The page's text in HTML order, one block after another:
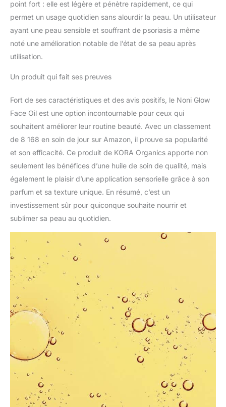
point fort : elle est légère et pénètre rapidement, ce qui
permet un usage quotidien sans alourdir la peau. Un utilisateur
ayant une peau sensible et souffrant de psoriasis a même
noté une amélioration notable de l’état de sa peau après
utilisation.
Un produit qui fait ses preuves
Fort de ses caractéristiques et des avis positifs, le Noni Glow
Face Oil est une option incontournable pour ceux qui
souhaitent améliorer leur routine beauté. Avec un classement
de 8 168 en soin de jour sur Amazon, il prouve sa popularité
et son efficacité. Ce produit de KORA Organics apporte non
seulement les bénéfices d’une huile de soin de qualité, mais
également le plaisir d’une application sensorielle grâce à son
parfum et sa texture unique. En résumé, c’est un
investissement sûr pour quiconque souhaite nourrir et
sublimer sa peau au quotidien.